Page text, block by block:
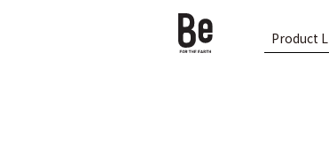
Product